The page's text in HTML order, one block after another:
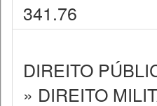
341.76
DIREITO
» DIREITO